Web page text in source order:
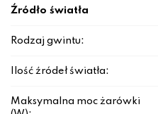
Źródło światła
Rodzaj gwintu:
Ilość źródeł światła:
Maksymalna moc żarówki